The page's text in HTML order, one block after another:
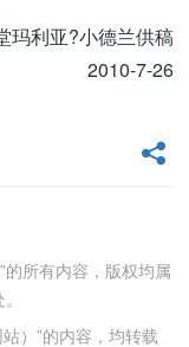
玛利亚?小德兰供稿
2010-7-26
的所有内容，版权均属
）”的内容，均转载